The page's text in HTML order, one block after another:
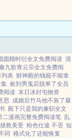
观点。...
圆顾时衍全文免费阅读 清
九歌青云宗全文免费阅
列表 财神殿的钱能不能拿
捡到男鬼后脱单了全员
阅读 末日冰封屯物资
思 成婚后竹马他不装了最
殿下只是我的兼职全文
二漫画完整免费阅读笔 乱
拯救美受 粉色仕途 不否 短
同 格式化了还能恢复